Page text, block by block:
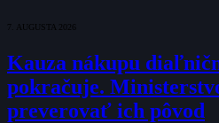
7. AUGUSTA 2026
Kauza nákupu
pokračuje.
preverovať ich pôvod